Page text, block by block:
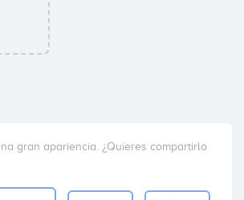
gran apariencia. ¿Quieres compartirlo